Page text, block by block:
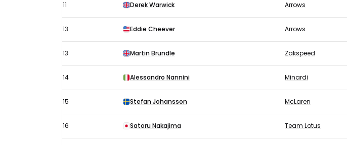
11 Derek Warwick Arrows
13 Eddie Cheever Arrows
13 Martin Brundle Zakspeed
14 Alessandro Nannini Minardi
15 Stefan Johansson McLaren
16 Satoru Nakajima Team Lotus